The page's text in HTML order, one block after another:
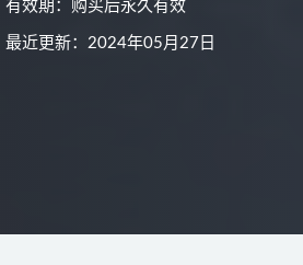
有效期：购买后永久有效
最近更新：2024年05月27日